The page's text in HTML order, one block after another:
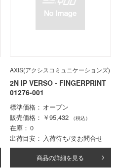
AXIS(アクシスコミュニケーションズ)
2N IP VERSO - FINGERPRINT
01276-001
標準価格
オープン
販売価格
￥95,432 （税込）
在庫
0
出荷目安
入荷待ち/要お問合せ
商品の詳細を見る